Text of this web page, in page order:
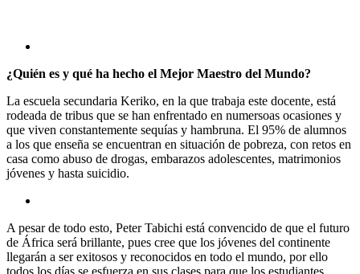
¿Quién es y qué ha hecho el Mejor Maestro del Mundo?
La escuela secundaria Keriko, en la que trabaja este docente, está
rodeada de tribus que se han enfrentado en numersoas ocasiones y
que viven constantemente sequías y hambruna. El 95% de alumnos
a los que enseña se encuentran en situación de pobreza, con retos en
casa como abuso de drogas, embarazos adolescentes, matrimonios
jóvenes y hasta suicidio.
A pesar de todo esto, Peter Tabichi está convencido de que el futuro
de África será brillante, pues cree que los jóvenes del continente
llegarán a ser exitosos y reconocidos en todo el mundo, por ello
todos los días se esfuerza en sus clases para que los estudiantes